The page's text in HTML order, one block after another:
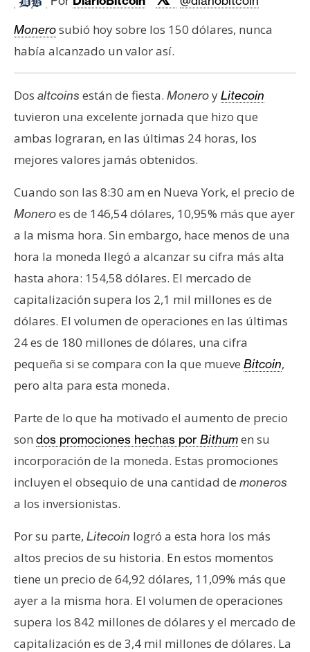
d
o
s
B
i
t
o
n
E
h
e
r
e
m
I
A
A
á
l
i
s
i
s
Monerosubió hoy sobre los 150 dólares, nunca
había alcanzado un valor así.
Dos altcoins están de fiesta. MoneroyLitecoin
tuvieron una excelente jornada que hizo que
ambas lograran, en las últimas 24 horas, los
mejores valores jamás obtenidos.
Cuando son las 8:30 am en Nueva York, el precio de
Moneroes de 146,54 dólares, 10,95% más que ayer
a la misma hora. Sin embargo, hace menos de una
hora la moneda llegó a alcanzar su cifra más alta
hasta ahora: 154,58 dólares. El mercado de
capitalización supera los 2,1 mil millones es de
dólares. El volumen de operaciones en las últimas
24 es de 180 millones de dólares, una cifra
pequeña si se compara con la que mueve Bitcoin,
pero alta para esta moneda.
Parte de lo que ha motivado el aumento de precio
son dos promociones hechas por Bithumen su
incorporación de la moneda. Estas promociones
incluyen el obsequio de una cantidad de moneros
a los inversionistas.
Por su parte, Litecoin logró a esta hora los más
altos precios de su historia. En estos momentos
tiene un precio de 64,92 dólares, 11,09% más que
ayer a la misma hora. El volumen de operaciones
supera los 842 millones de dólares y el mercado de
capitalización es de 3,4 mil millones de dólares. La